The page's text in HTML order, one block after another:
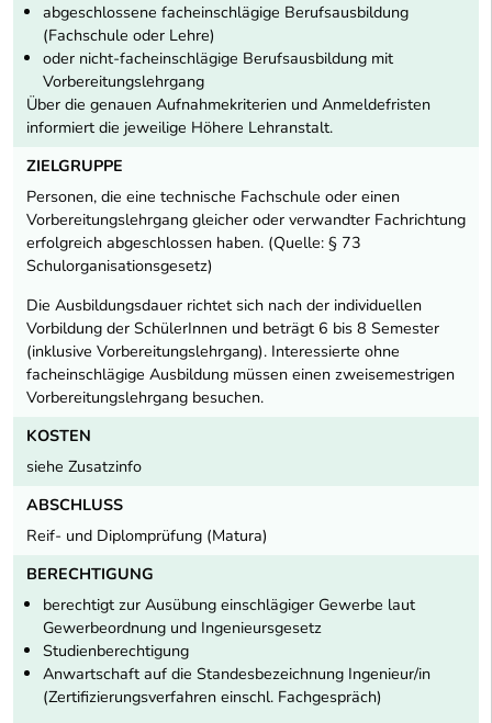
abgeschlossene facheinschlägige Berufsausbildung
(Fachschule oder Lehre)
oder nicht-facheinschlägige Berufsausbildung mit
Vorbereitungslehrgang
Über die genauen Aufnahmekriterien und Anmeldefristen
informiert die jeweilige Höhere Lehranstalt.
ZIELGRUPPE
Personen, die eine technische Fachschule oder einen
Vorbereitungslehrgang gleicher oder verwandter Fachrichtung
erfolgreich abgeschlossen haben. (Quelle: § 73
Schulorganisationsgesetz)
Die Ausbildungsdauer richtet sich nach der individuellen
Vorbildung der SchülerInnen und beträgt 6 bis 8 Semester
(inklusive Vorbereitungslehrgang). Interessierte ohne
facheinschlägige Ausbildung müssen einen zweisemestrigen
Vorbereitungslehrgang besuchen.
KOSTEN
siehe Zusatzinfo
ABSCHLUSS
Reif- und Diplomprüfung (Matura)
BERECHTIGUNG
berechtigt zur Ausübung einschlägiger Gewerbe laut
Gewerbeordnung und Ingenieursgesetz
Studienberechtigung
Anwartschaft auf die Standesbezeichnung Ingenieur/in
(Zertifizierungsverfahren einschl. Fachgespräch)